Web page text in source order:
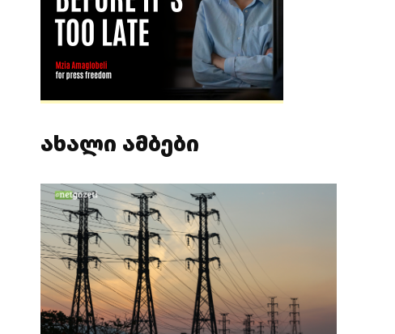
ახალი ამბები